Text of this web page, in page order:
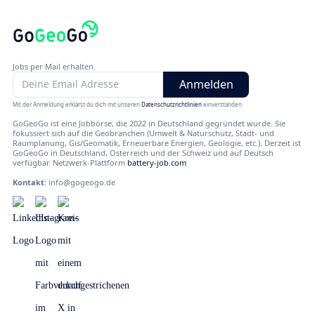
Jobs per Mail erhalten.
Mit der Anmeldung erklärst du dich mit unserenDatenschutzrichtlinieneinverstanden.
GoGeoGo ist eine Jobbörse, die 2022 in Deutschland gegründet wurde. Sie
fokussiert sich auf die Geobranchen (Umwelt & Naturschutz, Stadt- und
Raumplanung, Gis/Geomatik, Erneuerbare Energien, Geologie, etc.). Derzeit ist
GoGeoGo in Deutschland, Österreich und der Schweiz und auf Deutsch
verfügbar. Netzwerk-Plattform battery-job.com
Kontakt: info@gogeogo.de